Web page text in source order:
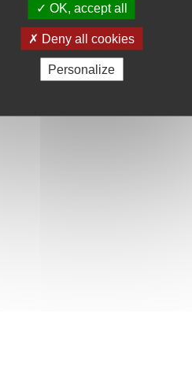
OK, accept all
Deny all cookies
Personalize